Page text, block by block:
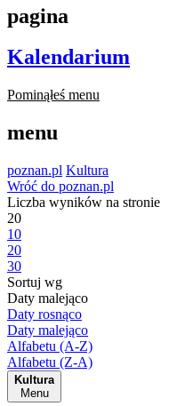
pagina
Kalendarium
Pominąłeś menu
menu
poznan.pl Kultura
Wróć do poznan.pl
Liczba wyników na stronie
20
10
20
30
Sortuj wg
Daty malejąco
Daty rosnąco
Daty malejąco
Alfabetu (A-Z)
Alfabetu (Z-A)
Kultura
Menu